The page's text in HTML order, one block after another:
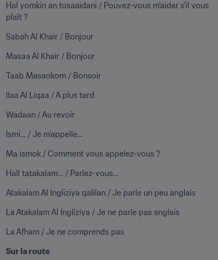
Hal yomkin an tosaaidani / Pouvez-vous m'aider s'il vous
plaît ?
Sabah Al Khair / Bonjour
Masaa Al Khair / Bonjour
Taab Masaokom / Bonsoir
Ilaa Al Liqaa / A plus tard
Wadaan / Au revoir
Ismi… / Je m'appelle…
Ma ismok / Comment vous appelez-vous ?
Hall tatakalam… / Parlez-vous...
Atakalam Al Ingliziya qalilan / Je parle un peu anglais
La Atakalam Al Ingliziya / Je ne parle pas anglais
La Afham / Je ne comprends pas
Sur la route